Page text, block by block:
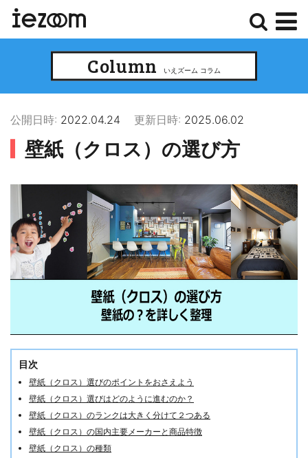
ュ
Column いえズーム コラム
公開日時: 2022.04.24 更新日時: 2025.06.02
壁紙（クロス）の選び方
目次
壁紙（クロス）選びのポイントをおさえよう
壁紙（クロス）選びはどのように進むのか？
壁紙（クロス）のランクは大きく分けて２つある
壁紙（クロス）の国内主要メーカーと商品特徴
壁紙（クロス）の種類